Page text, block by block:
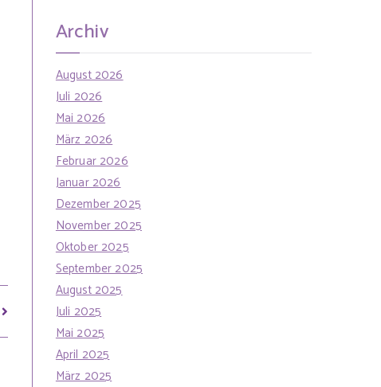
Archiv
August 2026
Juli 2026
Mai 2026
März 2026
Februar 2026
Januar 2026
Dezember 2025
November 2025
Oktober 2025
September 2025
August 2025
Juli 2025
Mai 2025
April 2025
März 2025